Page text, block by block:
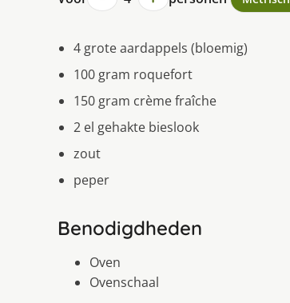
4 grote aardappels (bloemig)
100 gram roquefort
150 gram crème fraîche
2 el gehakte bieslook
zout
peper
Benodigdheden
Oven
Ovenschaal